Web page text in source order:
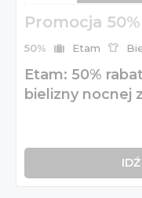
Promocja 50%
50% Etam
Etam: 50%
bielizny nocnej